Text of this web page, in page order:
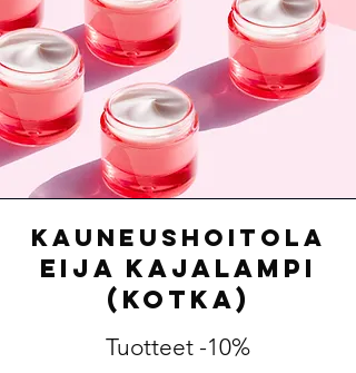
Kauneushoitola
Eija Kajalampi
(Kotka)
Tuotteet -10%